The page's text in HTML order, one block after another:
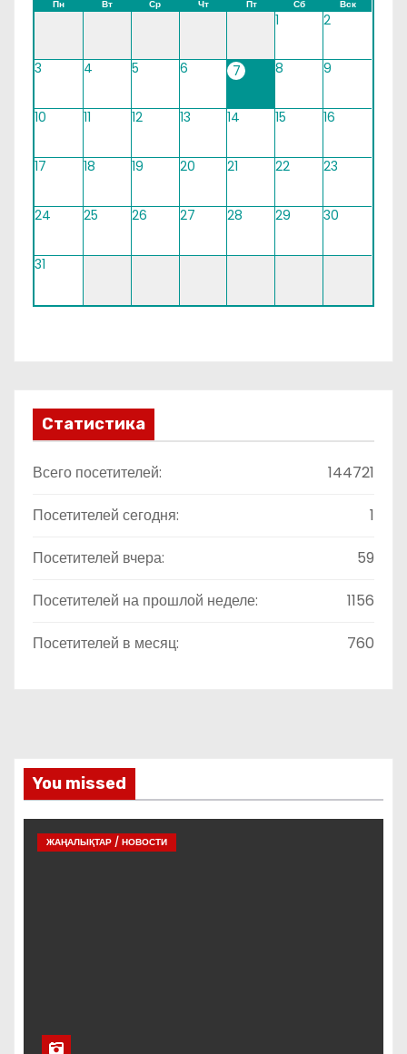
Пн Вт Ср Чт Пт Сб Вск
1 2
3 4 5 6 7 8 9
10 11 12 13 14 15 16
17 18 19 20 21 22 23
24 25 26 27 28 29 30
31
Статистика
144721
Всего посетителей:
1
Посетителей сегодня:
59
Посетителей вчера:
1156
Посетителей на прошлой неделе:
760
Посетителей в месяц:
You missed
ЖАҢАЛЫҚТАР / НОВОСТИ